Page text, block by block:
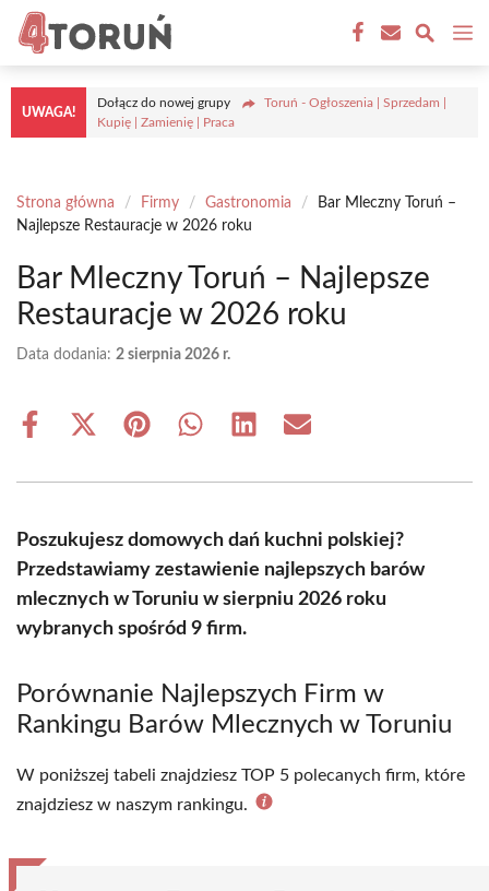
Przejdź
treści
UWAGA!
Dołącz do nowej grupy
Toruń - Ogłoszenia | Sprzedam |
Kupię | Zamienię | Praca
Strona główna / Firmy / Gastronomia /
Bar Mleczny Toruń –
Najlepsze Restauracje w 2026 roku
Bar Mleczny Toruń – Najlepsze
Restauracje w 2026 roku
Data dodania: 2 sierpnia 2026 r.
Share
Share
(Twitter)
Share Share Share Share
Poszukujesz domowych dań kuchni polskiej?
Przedstawiamy zestawienie najlepszych barów
mlecznych w Toruniu w sierpniu 2026 roku
wybranych spośród 9 firm.
Porównanie Najlepszych Firm w
Rankingu Barów Mlecznych w Toruniu
W poniższej tabeli znajdziesz TOP 5 polecanych firm, które
znajdziesz w naszym rankingu.